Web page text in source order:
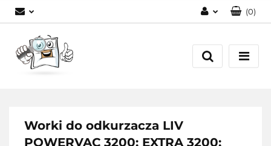
Zarejestruj się
(0)
Worki do odkurzacza LIV
POWERVAC 3200; EXTRA 3200;